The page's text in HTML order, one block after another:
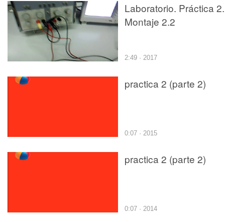
Laboratorio. Práctica 2.
Montaje 2.2
2:49 · 2017
practica 2 (parte 2)
0:07 · 2015
practica 2 (parte 2)
0:07 · 2014